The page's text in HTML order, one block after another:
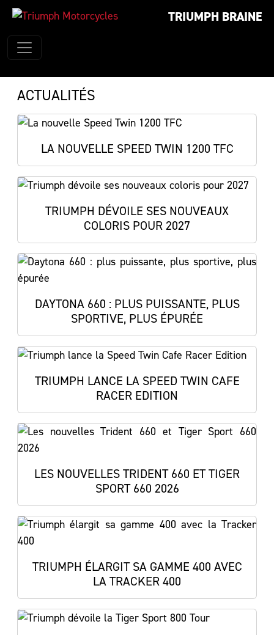
TRIUMPH BRAINE
ACTUALITÉS
LA NOUVELLE SPEED TWIN 1200 TFC
TRIUMPH DÉVOILE SES NOUVEAUX
COLORIS POUR 2027
DAYTONA 660 : PLUS PUISSANTE, PLUS
SPORTIVE, PLUS ÉPURÉE
TRIUMPH LANCE LA SPEED TWIN CAFE
RACER EDITION
LES NOUVELLES TRIDENT 660 ET TIGER
SPORT 660 2026
TRIUMPH ÉLARGIT SA GAMME 400 AVEC
LA TRACKER 400